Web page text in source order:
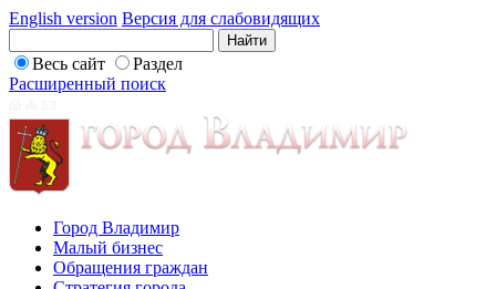
English version Версия для слабовидящих
Весь сайт
Раздел
Расширенный поиск
Город Владимир
Малый бизнес
Обращения граждан